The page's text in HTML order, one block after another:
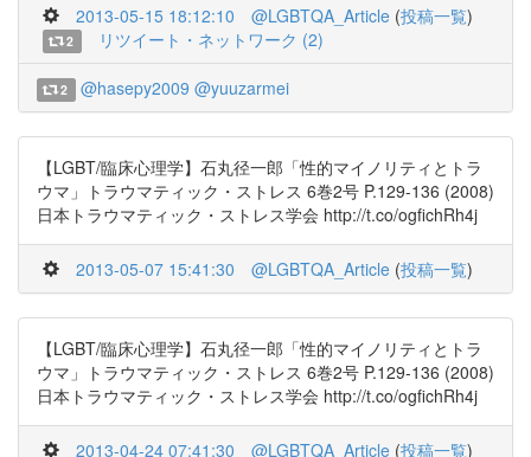
2013-05-15 18:12:10 @LGBTQA_Article (投稿一覧)
2 リツイート・ネットワーク (2)
2 @hasepy2009 @yuuzarmei
【LGBT/臨床心理学】石丸径一郎「性的マイノリティとトラ
ウマ」トラウマティック・ストレス 6巻2号 P.129-136 (2008)
日本トラウマティック・ストレス学会 http://t.co/ogfichRh4j
2013-05-07 15:41:30 @LGBTQA_Article (投稿一覧)
【LGBT/臨床心理学】石丸径一郎「性的マイノリティとトラ
ウマ」トラウマティック・ストレス 6巻2号 P.129-136 (2008)
日本トラウマティック・ストレス学会 http://t.co/ogfichRh4j
2013-04-24 07:41:30 @LGBTQA_Article (投稿一覧)